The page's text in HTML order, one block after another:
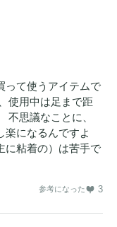
って使うアイテムで
使用中は足まで距
不思議なことに、
楽になるんですよ
に粘着の）は苦手で
参考になった 3